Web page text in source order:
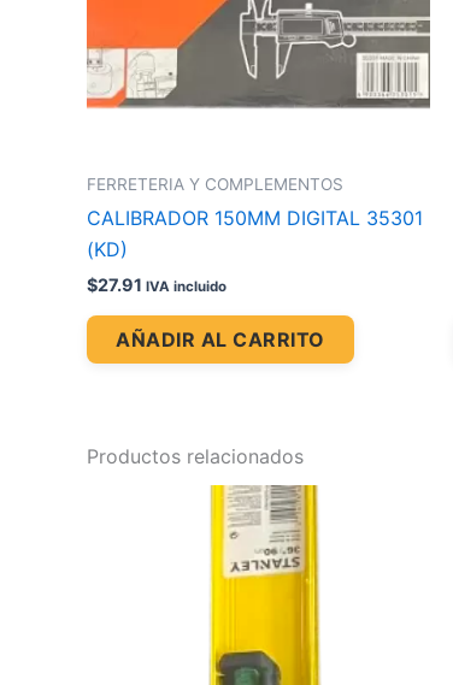
FERRETERIA Y COMPLEMENTOS
CALIBRADOR 150MM DIGITAL 35301
(KD)
$27.91 IVA incluido
AÑADIR AL CARRITO
Productos relacionados